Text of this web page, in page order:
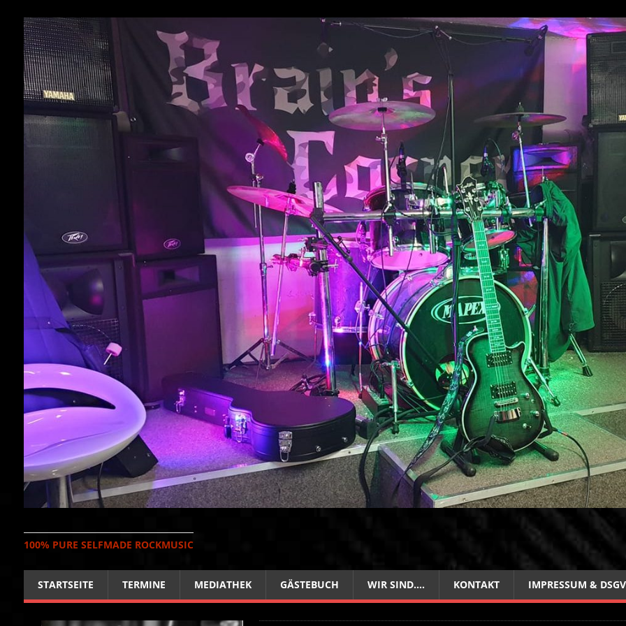
100% PURE SELFMADE ROCKMUSIC
STARTSEITE TERMINE MEDIATHEK GÄSTEBUCH WIR SIND…. KONTAKT IMPRESSUM &